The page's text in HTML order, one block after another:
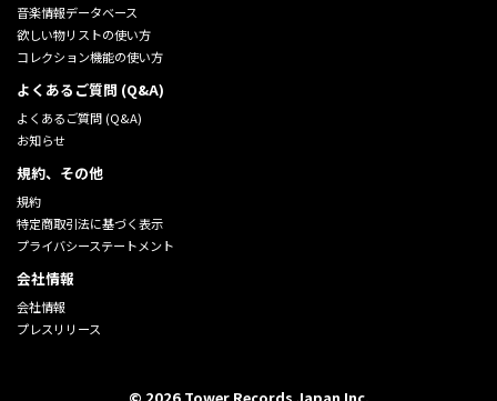
音楽情報データベース
欲しい物リストの使い方
コレクション機能の使い方
よくあるご質問 (Q&A)
よくあるご質問 (Q&A)
お知らせ
規約、その他
規約
特定商取引法に基づく表示
プライバシーステートメント
会社情報
会社情報
プレスリリース